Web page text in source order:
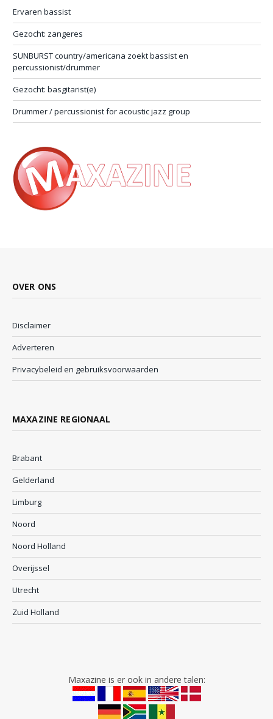
Ervaren bassist
Gezocht: zangeres
SUNBURST country/americana zoekt bassist en
percussionist/drummer
Gezocht: basgitarist(e)
Drummer / percussionist for acoustic jazz group
OVER ONS
Disclaimer
Adverteren
Privacybeleid en gebruiksvoorwaarden
MAXAZINE REGIONAAL
Brabant
Gelderland
Limburg
Noord
Noord Holland
Overijssel
Utrecht
Zuid Holland
Maxazine is er ook in andere talen: